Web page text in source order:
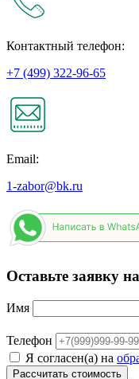
Контактный телефон:
+7 (499) 322-96-65
Email:
1-zabor@bk.ru
Оставьте заявку
Имя
Телефон
Я согласен(а) на